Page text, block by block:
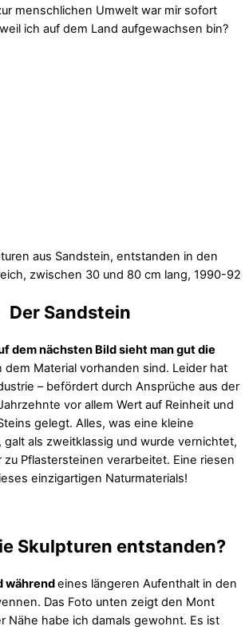
menschlichen Umwelt war mir sofort
ich auf dem Land aufgewachsen bin?
aus Sandstein, entstanden in den
zwischen 30 und 80 cm lang, 1990-92
Der Sandstein
dem nächsten Bild sieht man gut die
dem Material vorhanden sind. Leider hat
– befördert durch Ansprüche aus der
vor allem Wert auf Reinheit und
gelegt. Alles, was eine kleine
als zweitklassig und wurde vernichtet,
Pflastersteinen verarbeitet. Eine riesen
einzigartigen Naturmaterials!
Skulpturen entstanden?
währendeines längeren Aufenthalt in den
Das Foto unten zeigt den Mont
Nähe habe ich damals gewohnt. Es ist